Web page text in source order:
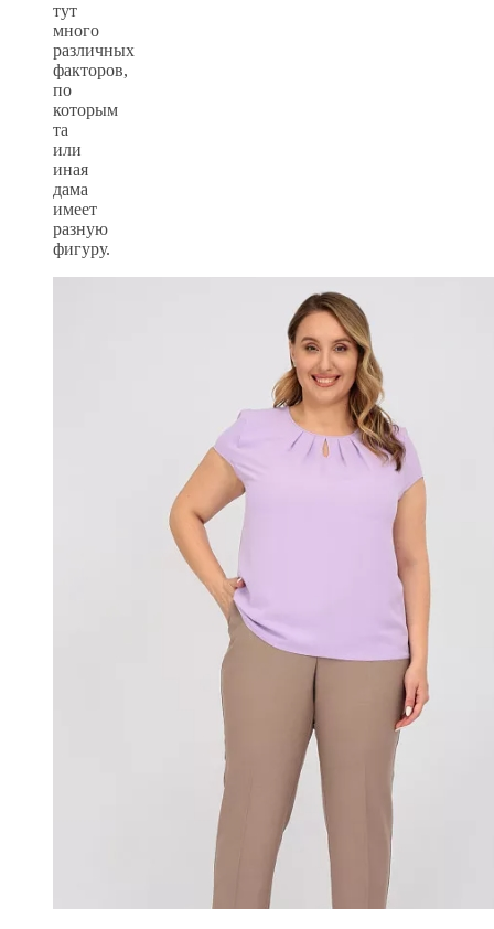
тут
много
различных
факторов,
по
которым
та
или
иная
дама
имеет
разную
фигуру.